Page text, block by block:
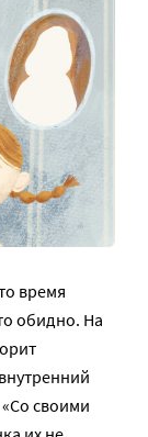
время
обидно. На
своими